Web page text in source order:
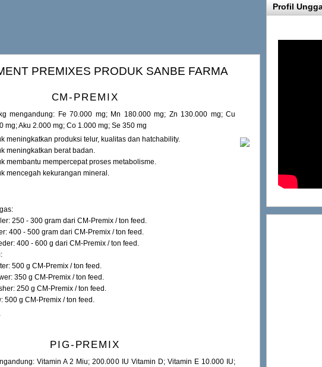
PREMIXES PRODUK SANBE FARMA
CM-PREMIX
mengandung: Fe 70.000 mg; Mn 180.000 mg; Zn 130.000 mg; Cu
mg; Aku 2.000 mg; Co 1.000 mg; Se 350 mg
meningkatkan produksi telur, kualitas dan hatchability.
meningkatkan berat badan.
membantu mempercepat proses metabolisme.
mencegah kekurangan mineral.
250 - 300 gram dari CM-Premix / ton feed.
400 - 500 gram dari CM-Premix / ton feed.
400 - 600 g dari CM-Premix / ton feed.
500 g CM-Premix / ton feed.
350 g CM-Premix / ton feed.
250 g CM-Premix / ton feed.
500 g CM-Premix / ton feed.
PIG-PREMIX
Vitamin A 2 Miu; 200.000 IU Vitamin D; Vitamin E 10.000 IU;
Profil